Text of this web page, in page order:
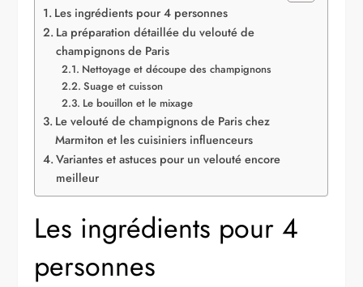
Les ingrédients pour 4 personnes
La préparation détaillée du velouté de
champignons de Paris
Nettoyage et découpe des champignons
Suage et cuisson
Le bouillon et le mixage
Le velouté de champignons de Paris chez
Marmiton et les cuisiniers influenceurs
Variantes et astuces pour un velouté encore
meilleur
Les ingrédients pour 4
personnes